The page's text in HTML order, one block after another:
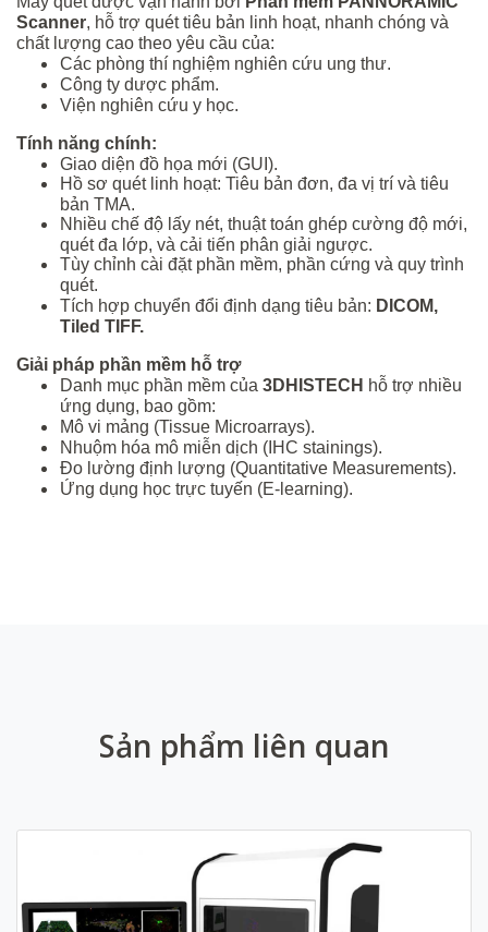
Scanner, hỗ trợ quét tiêu bản linh hoạt, nhanh chóng và
chất lượng cao theo yêu cầu của:
Các phòng thí nghiệm nghiên cứu ung thư.
Công ty dược phẩm.
Viện nghiên cứu y học.
Tính năng chính:
Giao diện đồ họa mới (GUI).
Hồ sơ quét linh hoạt: Tiêu bản đơn, đa vị trí và tiêu
bản TMA.
Nhiều chế độ lấy nét, thuật toán ghép cường độ mới,
quét đa lớp, và cải tiến phân giải ngược.
Tùy chỉnh cài đặt phần mềm, phần cứng và quy trình
quét.
Tích hợp chuyển đổi định dạng tiêu bản: DICOM,
Tiled TIFF.
Giải pháp phần mềm hỗ trợ
Danh mục phần mềm của 3DHISTECH hỗ trợ nhiều
ứng dụng, bao gồm:
Mô vi mảng (Tissue Microarrays).
Nhuộm hóa mô miễn dịch (IHC stainings).
Đo lường định lượng (Quantitative Measurements).
Ứng dụng học trực tuyến (E-learning).
Sản phẩm liên quan